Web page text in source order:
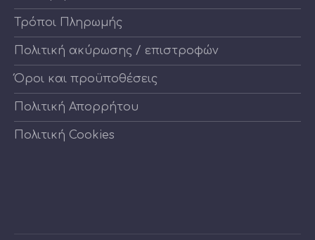
Τρόποι Πληρωμής
Πολιτική ακύρωσης / επιστροφών
Όροι και προϋποθέσεις
Πολιτική Απορρήτου
Πολιτική Cookies